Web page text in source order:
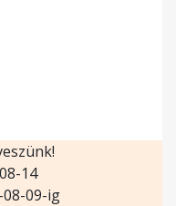
14
08-09-ig